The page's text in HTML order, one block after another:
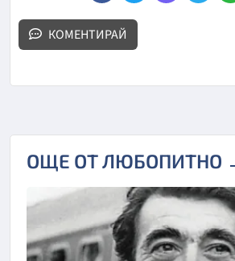
КОМЕНТИРАЙ
ОЩЕ ОТ ЛЮБОПИТНО